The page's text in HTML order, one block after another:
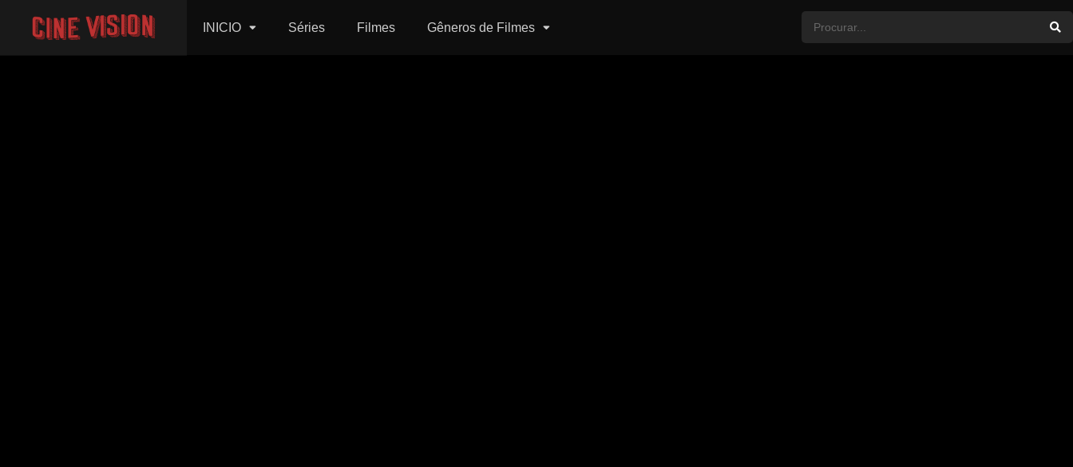
INICIO Séries Filmes Gêneros de Filmes